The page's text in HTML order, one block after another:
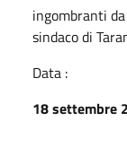
ingombranti
sindaco di
Data :
18 settembre